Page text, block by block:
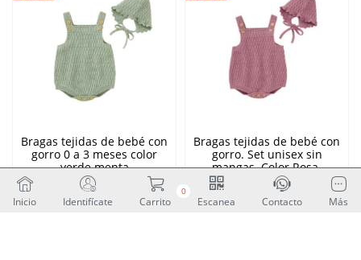
Bragas tejidas de bebé con
gorro 0 a 3 meses color
verde menta
Unidades: 1
$ 29.00 $26.00
Bragas tejidas de bebé con
gorro. Set unisex sin
mangas. Color Rosa.
Unidades: 1
$ 29.00
$26.00
Inicio Identifícate
0
Carrito Escanea Contacto Más